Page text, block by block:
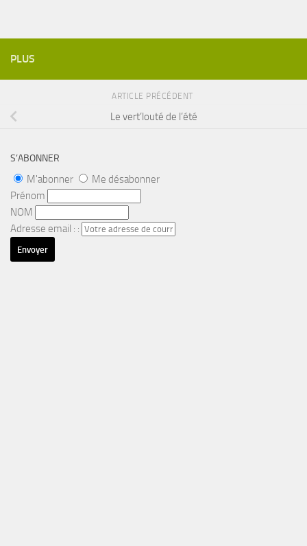
PLUS
ARTICLE PRÉCÉDENT
Le vert’louté de l’été
S’ABONNER
M'abonner
Me désabonner
Prénom
NOM
Adresse email : :